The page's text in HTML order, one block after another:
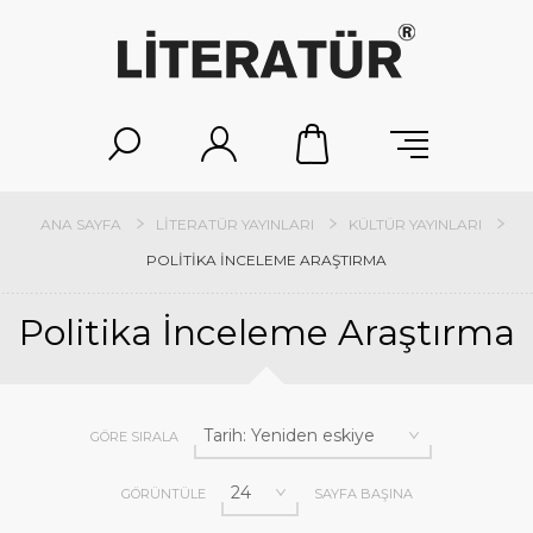
ANA SAYFA LITERATÜR YAYINLARI
KÜLTÜR YAYINLARI
POLITIKA İNCELEME ARAŞTIRMA
Politika İnceleme Araştırma
GÖRE SIRALA
GÖRÜNTÜLE SAYFA BAŞINA